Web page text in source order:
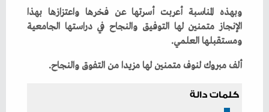
‬ومستقبلها‭ ‬العلمي‭.‬
ألف‭ ‬مبروك‭ ‬لنوف‭ ‬متمنين‭ ‬لها‭ ‬مزيدا‭ ‬من‭ ‬التفوق‭ ‬والنجاح‭.‬
كلمات دالة